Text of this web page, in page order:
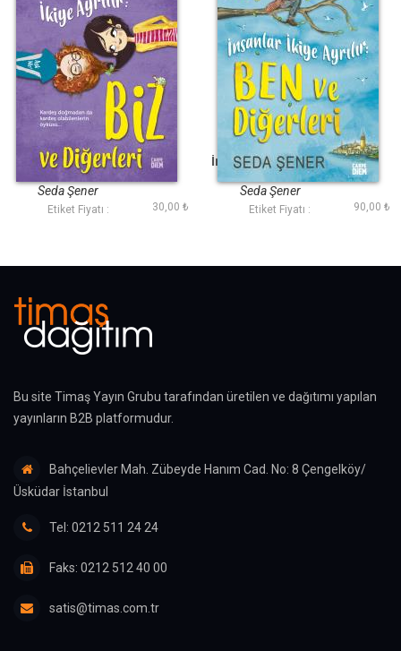
Arkadaşlar İkiye
Ayrılır: Biz ve
Diğerleri
Seda Şener
Etiket Fiyatı : 30,00 ₺
İnsanlar İkiye Ayrılır:
Ben ve Diğerleri
Seda Şener
Etiket Fiyatı : 90,00 ₺
Bu site Timaş Yayın Grubu tarafından üretilen ve dağıtımı yapılan
yayınların B2B platformudur.
Bahçelievler Mah. Zübeyde Hanım Cad. No: 8 Çengelköy/
Üsküdar İstanbul
Tel: 0212 511 24 24
Faks: 0212 512 40 00
satis@timas.com.tr